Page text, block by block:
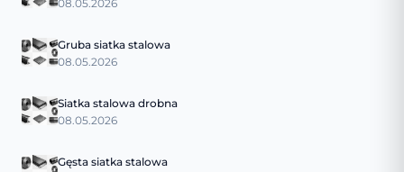
08.05.2026
Gruba siatka stalowa
08.05.2026
Siatka stalowa drobna
08.05.2026
Gęsta siatka stalowa